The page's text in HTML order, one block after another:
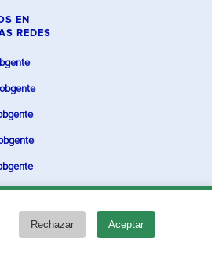
Rechazar Aceptar
EN
REDES